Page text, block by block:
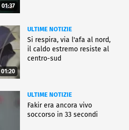
01:37
01:20
ULTIME NOTIZIE
Si respira, via l'afa al nord,
il caldo estremo resiste al
centro-sud
ULTIME NOTIZIE
Fakir era ancora vivo
soccorso in 33 secondi